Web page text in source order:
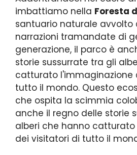
imbattiamo nella Foresta
santuario naturale avvolto
narrazioni tramandate di
generazione, il parco è
storie sussurrate tra gli
catturato l'immaginazione
tutto il mondo. Questo
che ospita la scimmia
anche il regno delle storie
alberi che hanno
dei visitatori di tutto il